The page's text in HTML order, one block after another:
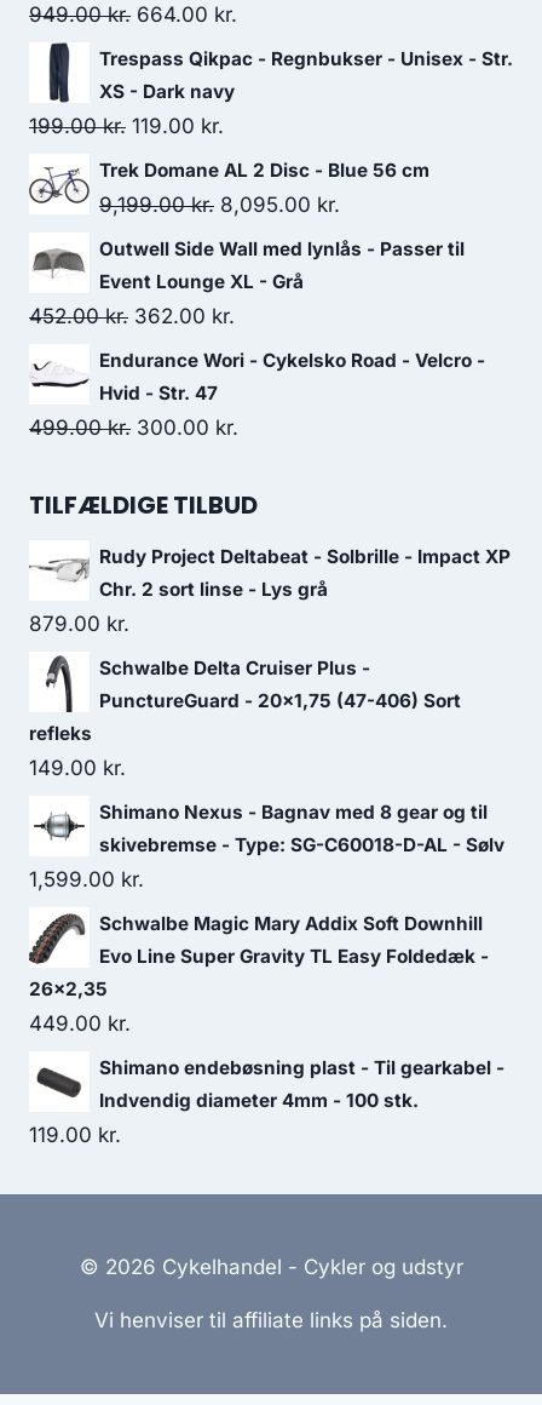
949.00kr. Original
price
was:
949.00 kr..
664.00 kr.
price
Trespass Qikpac - Regnbukser - Unisex - Str.
XS - Dark navy
199.00kr. Original
price
was:
119.00 kr.
price
is:
Trek Domane AL 2 Disc - Blue 56 cm
9,199.00kr. Original
price
was:
9,199.00 kr..
8,095.00 kr.
price
Outwell Side Wall med lynlås - Passer til
Event Lounge XL - Grå
452.00kr. Original
price
was:
452.00 kr..
362.00 kr.
price
Endurance Wori - Cykelsko Road - Velcro -
Hvid - Str. 47
499.00kr. Original
was:
300.00 kr.
is:
TILFÆLDIGE TILBUD
Rudy Project Deltabeat - Solbrille - Impact XP
Chr. 2 sort linse - Lys grå
879.00 kr.
Schwalbe Delta Cruiser Plus -
PunctureGuard - 20x1,75 (47-406) Sort
refleks
149.00 kr.
Shimano Nexus - Bagnav med 8 gear og til
skivebremse - Type: SG-C60018-D-AL - Sølv
1,599.00 kr.
Schwalbe Magic Mary Addix Soft Downhill
Evo Line Super Gravity TL Easy Foldedæk -
26x2,35
449.00 kr.
Shimano endebøsning plast - Til gearkabel -
Indvendig diameter 4mm - 100 stk.
119.00 kr.
© 2026 Cykelhandel - Cykler og udstyr
Vi henviser til affiliate links på siden.